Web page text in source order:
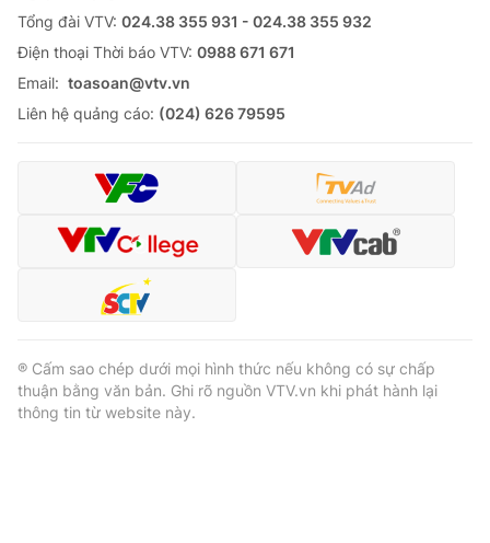
Tổng đài VTV: 024.38 355 931 - 024.38 355 932
Ðiện thoại Thời báo VTV: 0988 671 671
Email: toasoan@vtv.vn
Liên hệ quảng cáo: (024) 626 79595
® Cấm sao chép dưới mọi hình thức nếu không có sự chấp
thuận bằng văn bản. Ghi rõ nguồn VTV.vn khi phát hành lại
thông tin từ website này.